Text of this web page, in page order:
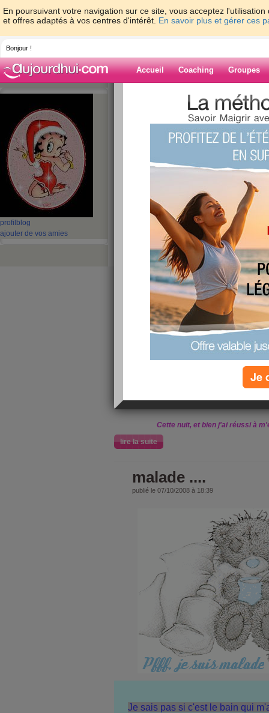
En poursuivant votre navigation sur ce site, vous acceptez
et offres adaptés à vos centres d'intérêt. En savoir plus et gérer ces
Bonjour !
Accueil Coaching Groupes
profil blog
ajouter de vos amies
>
Blog de grib
21 - 30 31 - 40 41 - 50
51 -
111 - 120 121 - 130 131 - 140141 - 141 »
‹ Préc. 91 93 94 95
test ...
publié le 08/10/2008 à 11:16
HELLO
Ce matin je vais un peu mieux, en
J'ai qd même décidé de faire un test de
nausées, les bouffées de chaleur, la
mes règles qui ont 10 jrs d'avance ( qui
mais je vous passe les détails ),
Alors cet aprèm je cours
Cette nuit, et bien j'ai réussi à
lire la suite
malade ....
publié le 07/10/2008 à 18:39
Je sais pas si c'est le bain qui
Je